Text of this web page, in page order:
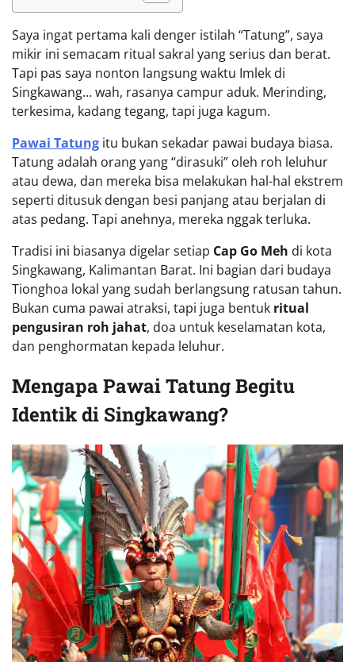
Saya ingat pertama kali denger istilah “Tatung”, saya
mikir ini semacam ritual sakral yang serius dan berat.
Tapi pas saya nonton langsung waktu Imlek di
Singkawang… wah, rasanya campur aduk. Merinding,
terkesima, kadang tegang, tapi juga kagum.
Pawai Tatung itu bukan sekadar pawai budaya biasa.
Tatung adalah orang yang “dirasuki” oleh roh leluhur
atau dewa, dan mereka bisa melakukan hal-hal ekstrem
seperti ditusuk dengan besi panjang atau berjalan di
atas pedang. Tapi anehnya, mereka nggak terluka.
Tradisi ini biasanya digelar setiap Cap Go Meh di kota
Singkawang, Kalimantan Barat. Ini bagian dari budaya
Tionghoa lokal yang sudah berlangsung ratusan tahun.
Bukan cuma pawai atraksi, tapi juga bentuk ritual
pengusiran roh jahat, doa untuk keselamatan kota,
dan penghormatan kepada leluhur.
Mengapa Pawai Tatung Begitu
Identik di Singkawang?